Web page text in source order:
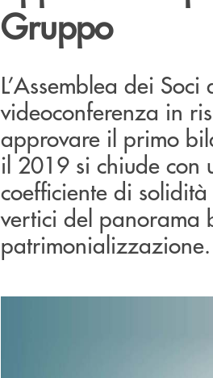
Gruppo
L’Assemblea dei
videoconferenza in
approvare il primo
il 2019 si chiude con
coefficiente di
vertici del panorama
patrimonializzazione.